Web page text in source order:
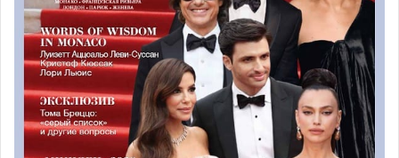
очка.
Сразу после Гран-при в Словении чемпион отправился на
турнир в Финляндию, где, к сожалению, его ожидало
разочарование. Как оказалось, противник Уго Микаллефа
во втором раунде был снят с боя после вмешательства
врача, который диагностировал у боксера